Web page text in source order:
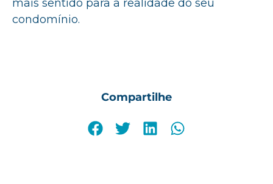
mais sentido para a realidade do seu
condomínio.
Compartilhe